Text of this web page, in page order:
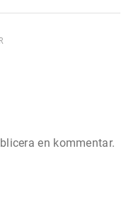
en kommentar.